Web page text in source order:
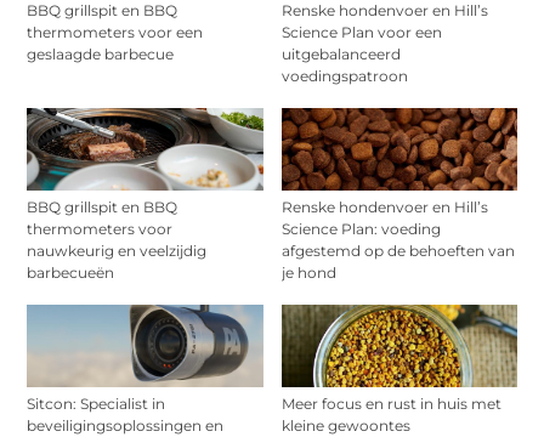
BBQ grillspit en BBQ
thermometers voor een
geslaagde barbecue
Renske hondenvoer en Hill’s
Science Plan voor een
uitgebalanceerd
voedingspatroon
BBQ grillspit en BBQ
thermometers voor
nauwkeurig en veelzijdig
barbecueën
Renske hondenvoer en Hill’s
Science Plan: voeding
afgestemd op de behoeften van
je hond
Sitcon: Specialist in
beveiligingsoplossingen en
Meer focus en rust in huis met
kleine gewoontes